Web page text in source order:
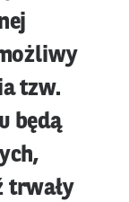
tzw.
będą
trwały